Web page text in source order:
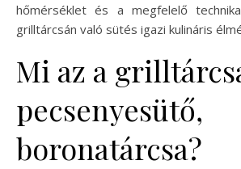
hőmérséklet és a megfelelő
grilltárcsán való sütés igazi kulináris
Mi az a
pecsenyesütő,
boronatárcsa?